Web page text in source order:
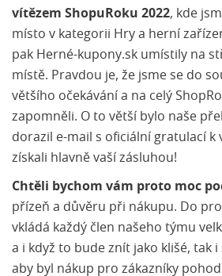
vítězem ShopuRoku 2022, kde
místo v kategorii Hry a herní
pak Herné-kupony.sk umístily na
místě. Pravdou je, že jsme se do
většího očekávání a na celý
zapomněli. O to větší bylo naše
dorazil e-mail s oficiální gratulací k
získali hlavně vaší zásluhou!
Chtěli bychom vám proto moc
přízeň a důvěru při nákupu. Do
vkládá každý člen našeho týmu
a i když to bude znít jako klišé, tak i
aby byl nákup pro zákazníky